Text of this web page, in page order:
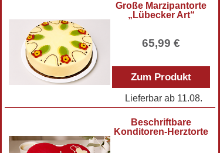
Große Marzipantorte
„Lübecker Art“
65,99 €
Zum Produkt
Lieferbar ab 11.08.
Beschriftbare
Konditoren-Herztorte